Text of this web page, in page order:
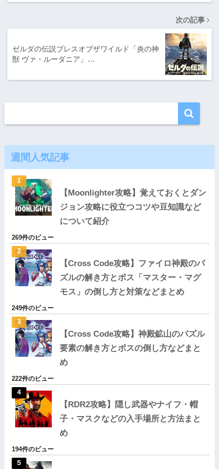
次の記事
ゼルダの伝説ブレスオブザワイルド「炎の神
獣 ヴァ・ルーダニア」…
週間人気記事
【Moonlighter攻略】覚えておくとダン
ジョン攻略に役立つコツや豆知識など
について紹介
269件のビュー
【Cross Code攻略】ファイロ神殿のパ
ズルの解き方とボス「マスター・マグ
モス」の倒し方と対策などまとめ
249件のビュー
【Cross Code攻略】神殿鉱山のパズル
要素の解き方とボスの倒し方などまと
め
222件のビュー
【RDR2攻略】隠し武器やナイフ・帽
子・マスクなどの入手場所と方法まと
め
194件のビュー